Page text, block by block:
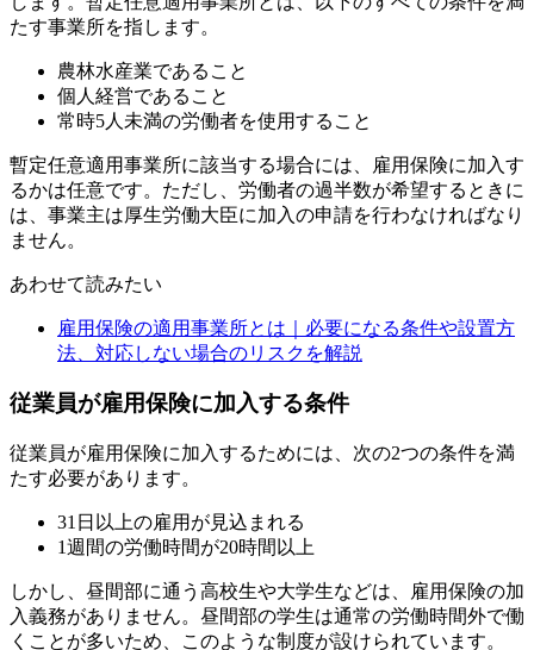
たす事業所を指します。
農林水産業であること
個人経営であること
常時5人未満の労働者を使用すること
暫定任意適用事業所に該当する場合には、雇用保険に加入す
るかは任意です。ただし、労働者の過半数が希望するときに
は、事業主は厚生労働大臣に加入の申請を行わなければなり
ません。
あわせて読みたい
雇用保険の適用事業所とは｜必要になる条件や設置方
法、対応しない場合のリスクを解説
従業員が雇用保険に加入する条件
従業員が雇用保険に加入するためには、次の2つの条件を満
たす必要があります。
31日以上の雇用が見込まれる
1週間の労働時間が20時間以上
しかし、昼間部に通う高校生や大学生などは、雇用保険の加
入義務がありません。昼間部の学生は通常の労働時間外で働
くことが多いため、このような制度が設けられています。